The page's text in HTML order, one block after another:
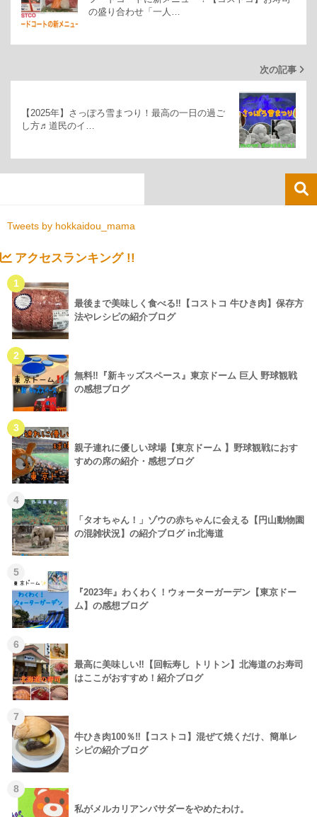
の盛り合わせ「一人…
次の記事
【2025年】さっぽろ雪まつり！最高の一日の過ご
し方♬道民のイ…
Tweets by hokkaidou_mama
アクセスランキング !!
1
最後まで美味しく食べる‼【コストコ 牛ひき肉】保存方
法やレシピの紹介ブログ
2
無料‼『新キッズスペース』東京ドーム 巨人 野球観戦
の感想ブログ
3
親子連れに優しい球場【東京ドーム 】野球観戦におす
すめの席の紹介・感想ブログ
4
「タオちゃん！」ゾウの赤ちゃんに会える【円山動物園
の混雑状況】の紹介ブログ in北海道
5
『2023年』わくわく！ウォーターガーデン【東京ドー
ム】の感想ブログ
6
最高に美味しい‼【回転寿し トリトン】北海道のお寿司
はここがおすすめ！紹介ブログ
7
牛ひき肉100％‼【コストコ】混ぜて焼くだけ、簡単レ
シピの紹介ブログ
8
私がメルカリアンバサダーをやめたわけ。